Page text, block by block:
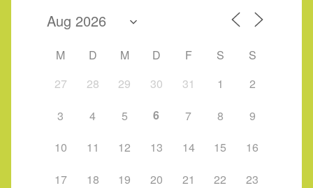
M D M D F S
S
27
28 29 30 31 1
2
3
4 5 6 7 8
9
10
11 12 13 14 15
16
17
18 19 20 21 22
23